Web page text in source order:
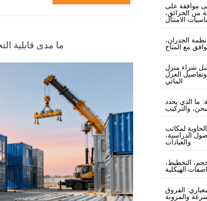
ما مدى قابلية
موافقة على
من الحرائق،
الامتثال
الجدران،
مع المناخ
شراء منزل
وتفاصيل العزل
المائي
ما الذي يحدد
والتركيب
لمكاتب
الدراسية،
والعيادات
التخطيط،
الهيكلية
الفروق
والمرونة